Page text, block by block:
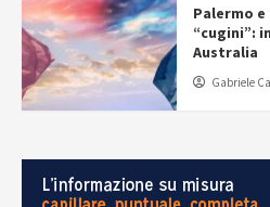
Palermo
“cugini”:
Australia
Gabriele